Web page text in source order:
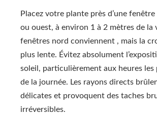
Placez votre plante près d’une
ou ouest, à environ 1 à 2 mètres de la
fenêtres nord conviennent , mais la
plus lente. Évitez absolument
soleil, particulièrement aux heures les
de la journée. Les rayons directs
délicates et provoquent des taches
irréversibles.